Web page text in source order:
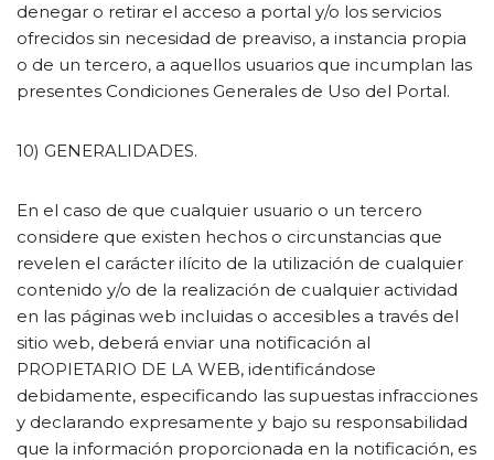
denegar o retirar el acceso a portal y/o los servicios
ofrecidos sin necesidad de preaviso, a instancia propia
o de un tercero, a aquellos usuarios que incumplan las
presentes Condiciones Generales de Uso del Portal.
10) GENERALIDADES.
En el caso de que cualquier usuario o un tercero
considere que existen hechos o circunstancias que
revelen el carácter ilícito de la utilización de cualquier
contenido y/o de la realización de cualquier actividad
en las páginas web incluidas o accesibles a través del
sitio web, deberá enviar una notificación al
PROPIETARIO DE LA WEB, identificándose
debidamente, especificando las supuestas infracciones
y declarando expresamente y bajo su responsabilidad
que la información proporcionada en la notificación, es